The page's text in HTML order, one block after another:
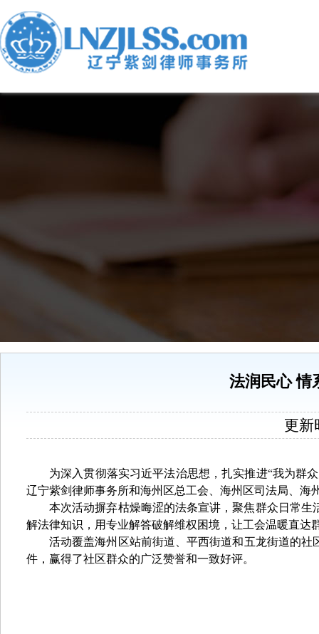
法润民心
更新
为深入贯彻落实习近平法治思想，扎实推进“我为群
辽宁紫剑律师事务所和海州区总工会 海州区司法局、 海
本次活动摒弃枯燥晦涩的法条宣讲，聚焦群众日常生
解法律知识，用专业解答破解维权困境，让工会温暖直达
活动覆盖海州区站前街道、平西街道和五龙街道的社
件，赢得了社区群众的广泛赞誉和一致好评。